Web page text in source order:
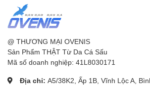
@ THƯƠNG MẠI OVENIS
Sản Phẩm THẬT Từ Da Cá Sấu
Mã số doanh nghiệp: 41L8030171
Địa chỉ: A5/38K2, Ấp 1B, Vĩnh Lộc A,